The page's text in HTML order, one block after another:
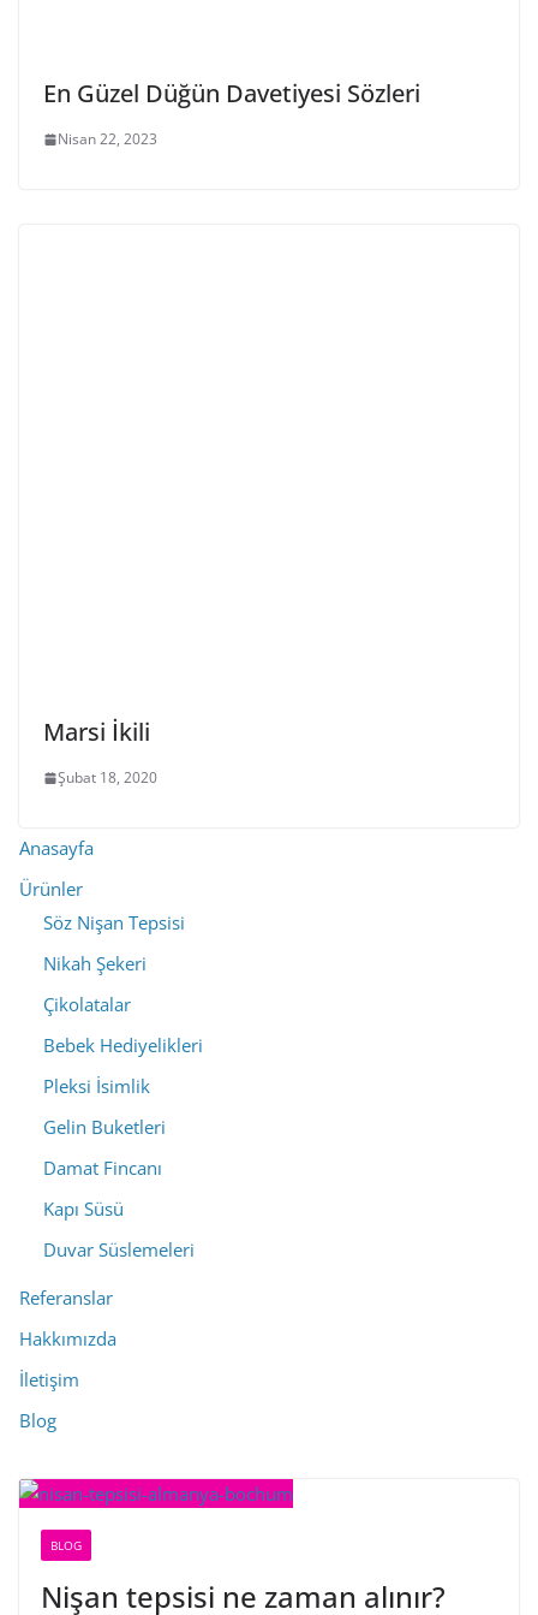
En Güzel Düğün Davetiyesi Sözleri
Nisan 22, 2023
Marsi İkili
Şubat 18, 2020
Anasayfa
Ürünler
Söz Nişan Tepsisi
Nikah Şekeri
Çikolatalar
Bebek Hediyelikleri
Pleksi İsimlik
Gelin Buketleri
Damat Fincanı
Kapı Süsü
Duvar Süslemeleri
Referanslar
Hakkımızda
İletişim
Blog
BLOG
Nişan tepsisi ne zaman alınır?